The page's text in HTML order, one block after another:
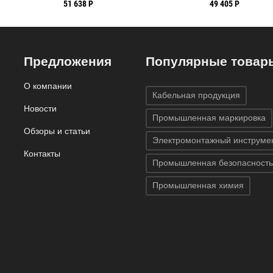
51 638 Р 49 405 Р
Предложения
О компании
Новости
Обзоры и статьи
Контакты
Популярные
Кабельная продукция
Промышленная маркировка
Электромонтажный
Промышленная безопасность
Промышленная химия